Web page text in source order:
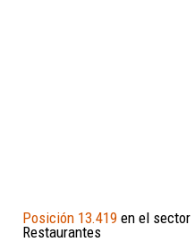
Posición 13.419 en el sector
Restaurantes